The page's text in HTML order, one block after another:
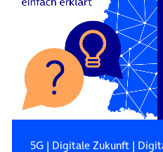
5G| Digitale Zukunft|